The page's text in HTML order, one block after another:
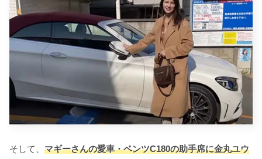
そして、 マギーさんの愛車・ベンツC180の助手席に金丸ユウ